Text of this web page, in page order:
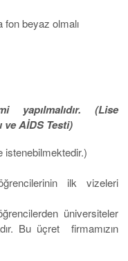
beyaz olmalı
yapılmalıdır. (Lise
ve AİDS Testi)
istenebilmektedir.)
ilk vizeleri
üniversiteler
Bu üçret firmamızın